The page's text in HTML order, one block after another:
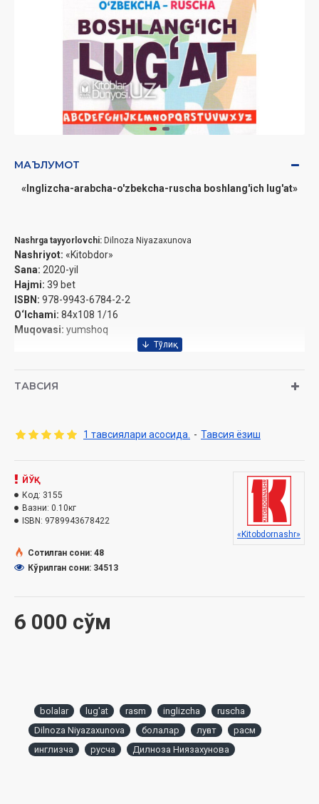
МАЪЛУМОТ
«Inglizcha-arabcha-o'zbekcha-ruscha boshlang'ich lug'at»
Nashrga tayyorlovchi: Dilnoza Niyazaxunova
Nashriyot: «Kitobdor»
Sana: 2020-yil
Hajmi: 39 bet
ISBN: 978-9943-6784-2-2
O‘lchami: 84x108 1/16
Muqovasi: yumshoq
ТАВСИЯ
1 тавсиялари асосида. - Тавсия ёзиш
6 000 сўм
ЙЎҚ
Код: 3155
Вазни: 0.10кг
ISBN: 9789943678422
«Kitobdornashr»
Сотилган сони: 48
Кўрилган сони: 34513
bolalar lug'at rasm inglizcha
ruscha
Dilnoza Niyazaxunova
болалар луғат
расм
инглизча
русча Дилноза Ниязахунова